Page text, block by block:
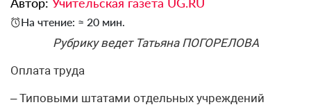
На чтение: ≈ 20 мин.
Рубрику ведет Татьяна ПОГОРЕЛОВА
Оплата труда
– Типовыми штатами отдельных учреждений